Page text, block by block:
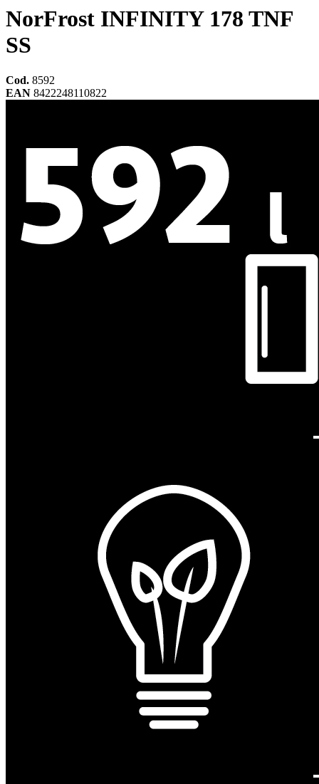
NorFrost INFINITY 178 TNF
SS
Cod. 8592
EAN 8422248110822